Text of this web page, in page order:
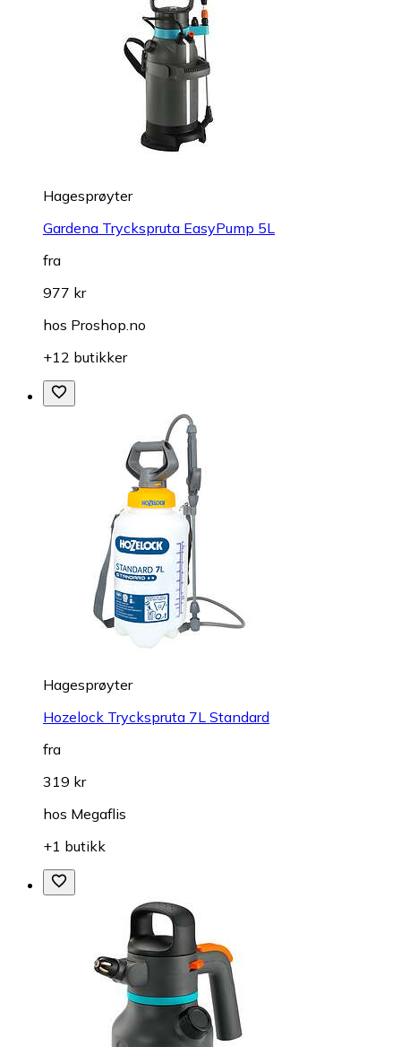
Hagesprøyter
Gardena Tryckspruta EasyPump 5L
fra
977 kr
hos Proshop.no
+12 butikker
Hagesprøyter
Hozelock Tryckspruta 7L Standard
fra
319 kr
hos Megaflis
+1 butikk